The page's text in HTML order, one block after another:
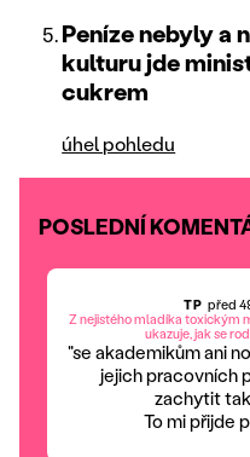
Peníze nebyly a
kulturu jde
cukrem
úhel pohledu
POSLEDNÍ
TP před
Z nejistého mladíka toxickým
ukazuje, jak se
"se akademikům ani
jejich pracovních
zachytit
To mi přijde